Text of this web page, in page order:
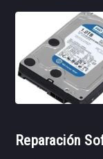
Reparación